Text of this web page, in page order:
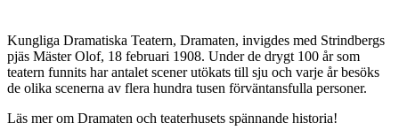
Kungliga Dramatiska Teatern, Dramaten, invigdes med Strindbergs
pjäs Mäster Olof, 18 februari 1908. Under de drygt 100 år som
teatern funnits har antalet scener utökats till sju och varje år besöks
de olika scenerna av flera hundra tusen förväntansfulla personer.
Läs mer om Dramaten och teaterhusets spännande historia!